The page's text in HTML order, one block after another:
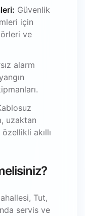
Güvenlik
için
ve
alarm
uzaktan
akıllı
Tut,
servis ve